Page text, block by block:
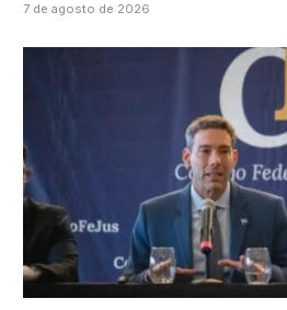
7 de agosto de 2026